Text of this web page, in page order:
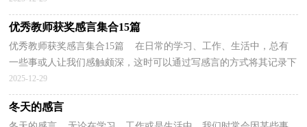
优秀教师获奖感言集合15篇
优秀教师获奖感言集合15篇 在日常的学习、工作、生活中，总有
一些事或人让我们感触颇深，这时可以通过写感言的方式将其记录下
来。相信许多人会觉得感言很难写吧，下面是小编帮...
2025-12-29
冬天的感言